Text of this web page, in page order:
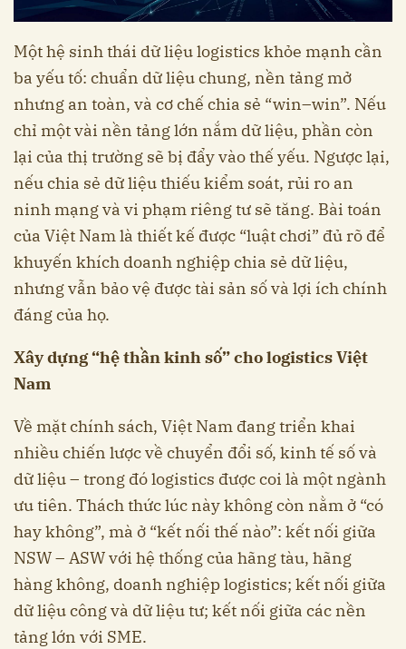
Một hệ sinh thái dữ liệu logistics khỏe mạnh cần
ba yếu tố: chuẩn dữ liệu chung, nền tảng mở
nhưng an toàn, và cơ chế chia sẻ “win–win”. Nếu
chỉ một vài nền tảng lớn nắm dữ liệu, phần còn
lại của thị trường sẽ bị đẩy vào thế yếu. Ngược lại,
nếu chia sẻ dữ liệu thiếu kiểm soát, rủi ro an
ninh mạng và vi phạm riêng tư sẽ tăng. Bài toán
của Việt Nam là thiết kế được “luật chơi” đủ rõ để
khuyến khích doanh nghiệp chia sẻ dữ liệu,
nhưng vẫn bảo vệ được tài sản số và lợi ích chính
đáng của họ.
Xây dựng “hệ thần kinh số” cho logistics Việt
Nam
Về mặt chính sách, Việt Nam đang triển khai
nhiều chiến lược về chuyển đổi số, kinh tế số và
dữ liệu – trong đó logistics được coi là một ngành
ưu tiên. Thách thức lúc này không còn nằm ở “có
hay không”, mà ở “kết nối thế nào”: kết nối giữa
NSW – ASW với hệ thống của hãng tàu, hãng
hàng không, doanh nghiệp logistics; kết nối giữa
dữ liệu công và dữ liệu tư; kết nối giữa các nền
tảng lớn với SME.